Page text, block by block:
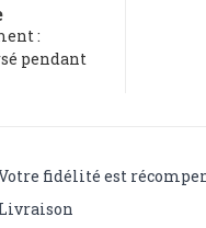
:
pendant
fidélité est
Livraison